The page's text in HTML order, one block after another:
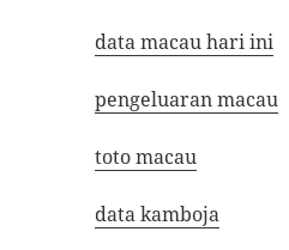
data macau hari ini
pengeluaran macau
toto macau
data kamboja